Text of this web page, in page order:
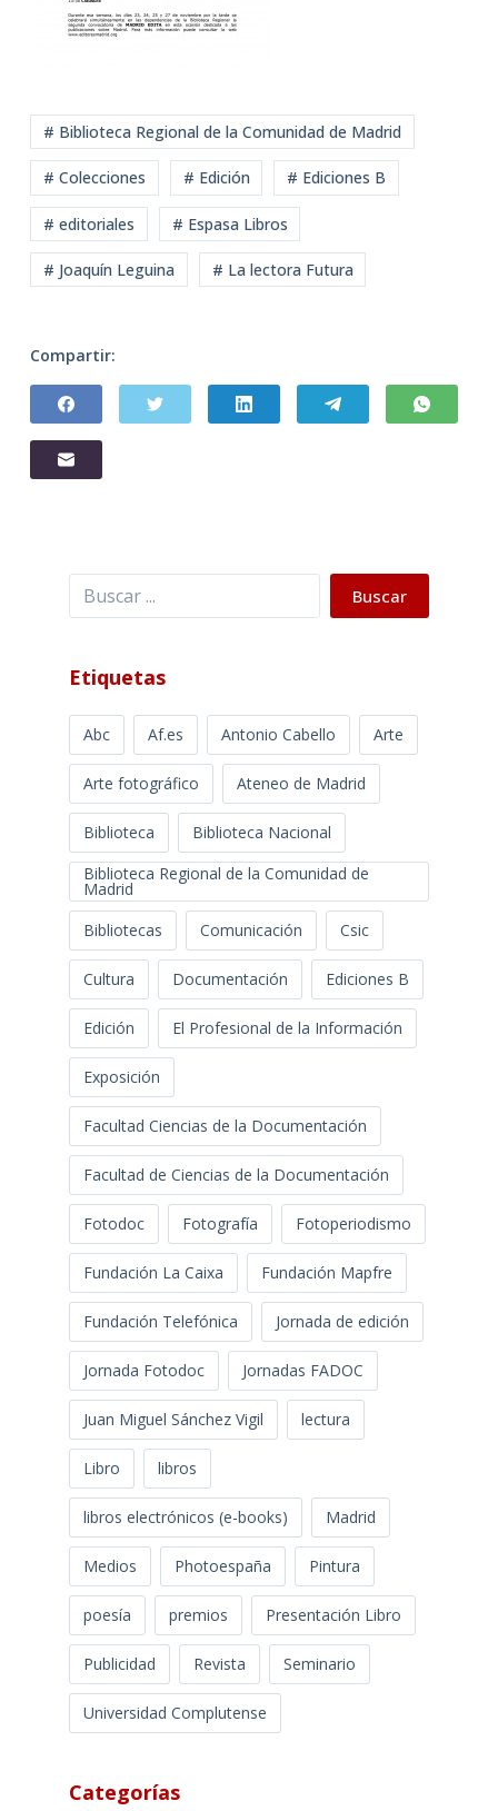
# Biblioteca Regional de la Comunidad de Madrid
# Colecciones # Edición # Ediciones B
# editoriales # Espasa Libros
# Joaquín Leguina # La lectora Futura
Compartir:
Buscar Buscar
Etiquetas
Abc Af.es Antonio Cabello Arte
Arte fotográfico Ateneo de Madrid
Biblioteca
Biblioteca Nacional
Biblioteca Regional de la Comunidad de
Madrid
Bibliotecas
Comunicación Csic
Cultura Documentación Ediciones B
Edición El Profesional de la Información
Exposición
Facultad Ciencias de la Documentación
Facultad de Ciencias de la Documentación
Fotodoc Fotografía Fotoperiodismo
Fundación La Caixa Fundación Mapfre
Fundación Telefónica Jornada de edición
Jornada Fotodoc Jornadas FADOC
Juan Miguel Sánchez Vigil lectura
Libro libros
libros electrónicos (e-books) Madrid
Medios Photoespaña Pintura
poesía premios Presentación Libro
Publicidad Revista Seminario
Universidad Complutense
Categorías